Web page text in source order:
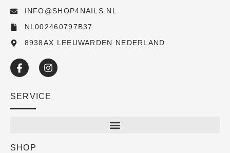
INFO@SHOP4NAILS.NL
NL002460797B37
8938AX LEEUWARDEN NEDERLAND
SERVICE
SHOP